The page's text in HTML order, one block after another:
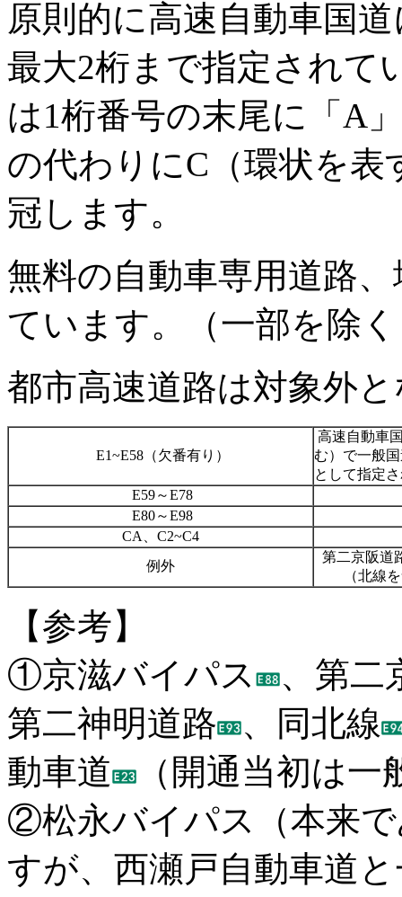
原則的に高速自動車国
最大2桁まで指定されて
は1桁番号の末尾に「 A
の代わりにC （環状を
冠します。
無料の自動車専用道路
ています。（一部を除
都市高速道路は対象外
E1~E58（欠番有り）
高速自動車
む）で一般
として指定
E59～E78
E80～E98
CA
C2~C4
例外
第二京阪道
（北線
【参考】
①京滋バイパス
、第二
第二神明道路
、同北線
動車道
（開通当初は
②松永バイパス（本来
すが、西瀬戸自動車道